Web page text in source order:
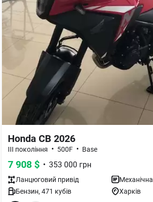
Honda CB 2026
III покоління • 500F • Base
7 908 $ • 353 000 грн
Ланцюговий привід
Механічна
Бензин, 471 кубів Харків